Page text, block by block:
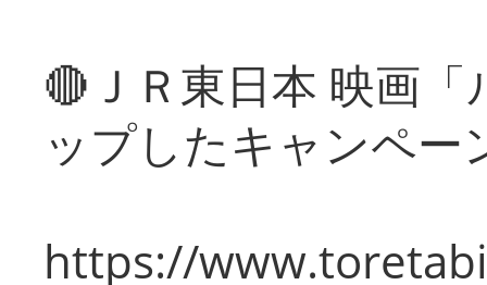
🔴ＪＲ東日本 映画
ップしたキャンペー
https://